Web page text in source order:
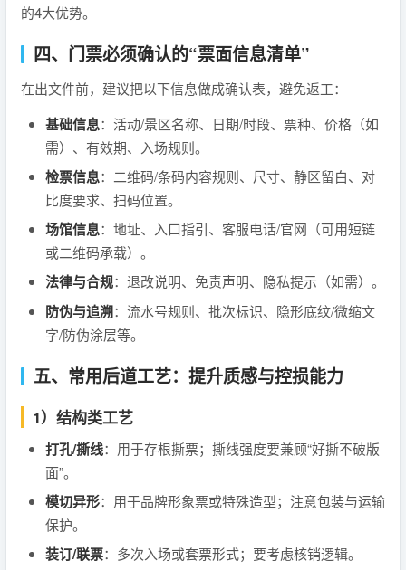
的4大优势。
四、门票必须确认的“票面信息清单”
在出文件前，建议把以下信息做成确认表，避免返工：
基础信息：活动/景区名称、日期/时段、票种、价格（如
需）、有效期、入场规则。
检票信息：二维码/条码内容规则、尺寸、静区留白、对
比度要求、扫码位置。
场馆信息：地址、入口指引、客服电话/官网（可用短链
或二维码承载）。
法律与合规：退改说明、免责声明、隐私提示（如需）。
防伪与追溯：流水号规则、批次标识、隐形底纹/微缩文
字/防伪涂层等。
五、常用后道工艺：提升质感与控损能力
1）结构类工艺
打孔/撕线：用于存根撕票；撕线强度要兼顾“好撕不破版
面”。
模切异形：用于品牌形象票或特殊造型；注意包装与运输
保护。
装订/联票：多次入场或套票形式；要考虑核销逻辑。